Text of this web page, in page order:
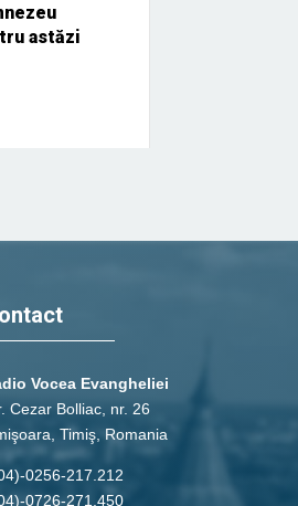
astăzi
Vocea Evangheliei
Cezar Bolliac, nr. 26
Timiş, Romania
0256-217.212
0726-271.450